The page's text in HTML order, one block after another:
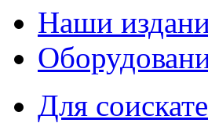
Наши
Для